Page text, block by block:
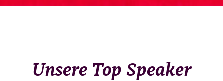
Unsere Top Speaker